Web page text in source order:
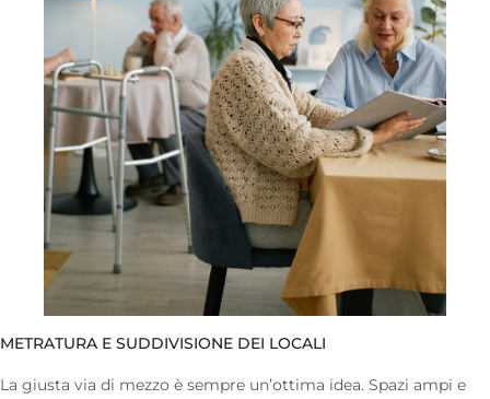
METRATURA E SUDDIVISIONE DEI LOCALI
La giusta via di mezzo è sempre un’ottima idea. Spazi ampi e